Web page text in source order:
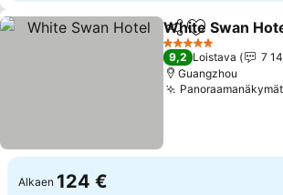
Jaa Lisää
White Swan
5 Tähtiluokitus
9,2 Loistava
7
Guangzhou
Alkaen 124 €